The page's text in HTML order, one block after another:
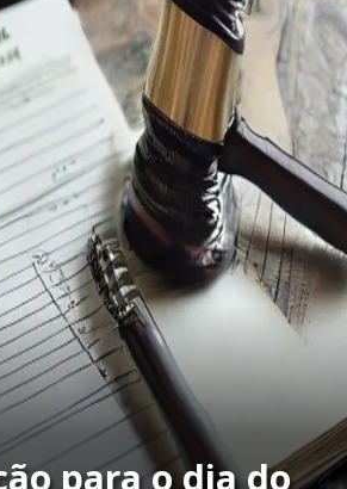
para o dia do